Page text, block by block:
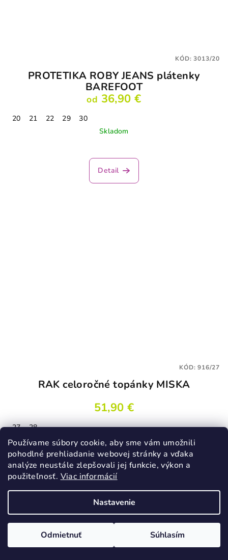
Používame súbory cookie, aby sme vám umožnili
pohodlné prehliadanie webovej stránky a vďaka
analýze neustále zlepšovali jej funkcie, výkon a
použiteľnosť. Viac informácií
Nastavenie
Odmietnuť Súhlasím
PROTETIKA ROBY JEANS plátenky
BAREFOOT
od 36,90 €
20 21 22 29
30
Skladom
Detail
KÓD:3013/20
RAK celoročné topánky MISKA
51,90 €
27
28
Skladom
Detail
KÓD:916/27